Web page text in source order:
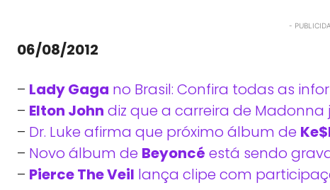
-
06/08/2012
– Lady Gaga no Brasil: Confira todas as
– Elton John diz que a carreira de
– Dr. Luke afirma que próximo álbum de
– Novo álbum de Beyoncé está sendo
– Pierce The Veil lança clipe com